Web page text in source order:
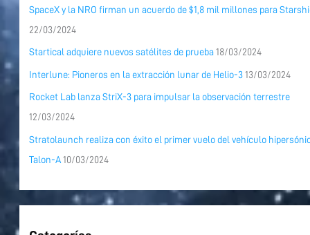
SpaceX y la NRO firman un acuerdo de $1,8 mil millones para
22/03/2024
Startical adquiere nuevos satélites de prueba 18/03/2024
Interlune: Pioneros en la extracción lunar de Helio-3 13/03/2024
Rocket Lab lanza StriX-3 para impulsar la observación terrestre
12/03/2024
Stratolaunch realiza con éxito el primer vuelo del vehículo
Talon-A 10/03/2024